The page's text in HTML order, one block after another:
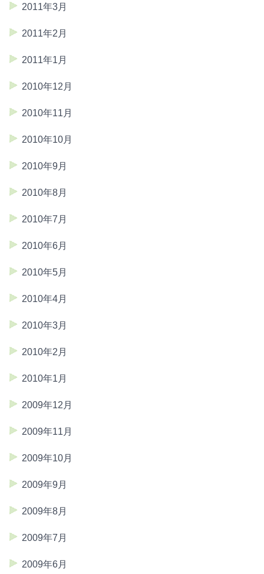
2011年3月
2011年2月
2011年1月
2010年12月
2010年11月
2010年10月
2010年9月
2010年8月
2010年7月
2010年6月
2010年5月
2010年4月
2010年3月
2010年2月
2010年1月
2009年12月
2009年11月
2009年10月
2009年9月
2009年8月
2009年7月
2009年6月